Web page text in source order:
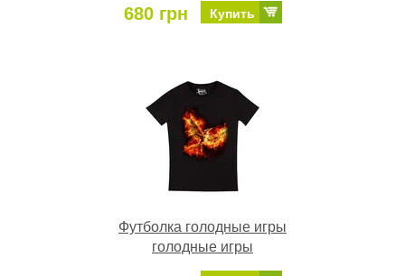
680 грн Купить
Футболка голодные игры
голодные игры